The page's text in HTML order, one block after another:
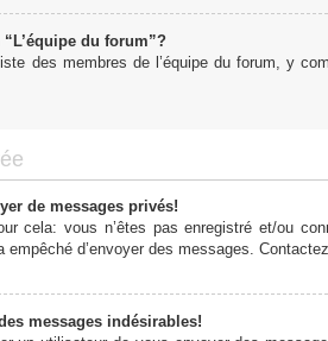
du forum”?
des membres de l’équipe du forum, y
de messages privés!
cela: vous n’êtes pas enregistré et/ou
empêché d’envoyer des messages.
messages indésirables!